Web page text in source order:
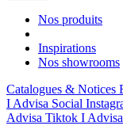
Nos produits
Inspirations
Nos showrooms
Catalogues & Notices
I Advisa Social
Advisa Tiktok I